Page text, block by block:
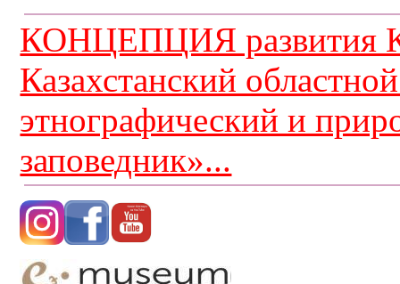
КОНЦЕПЦИЯ развития
Казахстанский
этнографический и
заповедник»...